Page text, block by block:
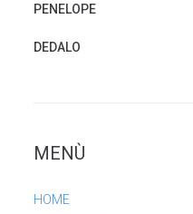
PENELOPE
DEDALO
MENÙ
HOME